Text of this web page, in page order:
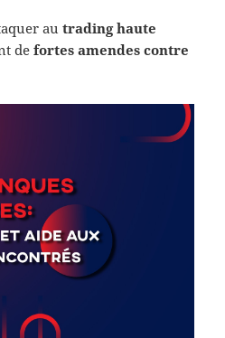
autrading haute
defortes amendes contre